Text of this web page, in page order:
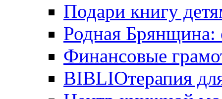
Подари книгу
Родная Брянщина:
Финансовые
BIBLIOтерапия